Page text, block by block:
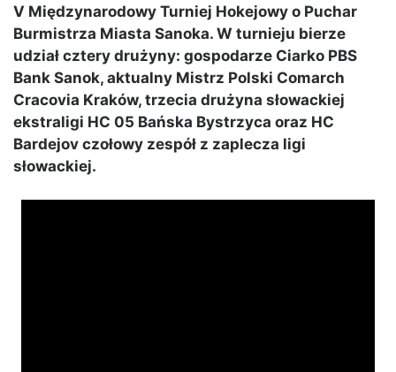
V Międzynarodowy Turniej Hokejowy o Puchar
Burmistrza Miasta Sanoka. W turnieju bierze
udział cztery drużyny: gospodarze Ciarko PBS
Bank Sanok, aktualny Mistrz Polski Comarch
Cracovia Kraków, trzecia drużyna słowackiej
ekstraligi HC 05 Bańska Bystrzyca oraz HC
Bardejov czołowy zespół z zaplecza ligi
słowackiej.